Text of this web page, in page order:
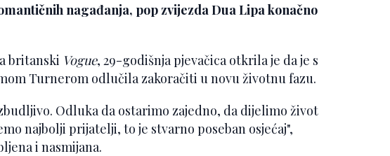
nagađanja, pop zvijezda Dua Lipa konačno
britanski Vogue, 29-godišnja pjevačica otkrila je da je s
Turnerom odlučila zakoračiti u novu životnu fazu.
Odluka da ostarimo zajedno, da dijelimo život
najbolji prijatelji, to je stvarno poseban osjećaj",
i nasmijana.